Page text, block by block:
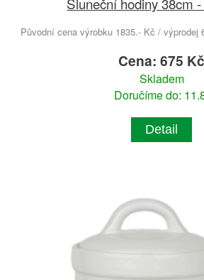
Původní cena výrobku 1835.- Kč / výprodej
Cena: 675 Kč
Skladem
Doručíme do:
Detail